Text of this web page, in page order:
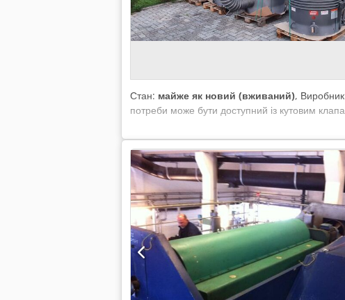
Стан: майже як новий (вживаний),
потреби може бути доступний із кутовим